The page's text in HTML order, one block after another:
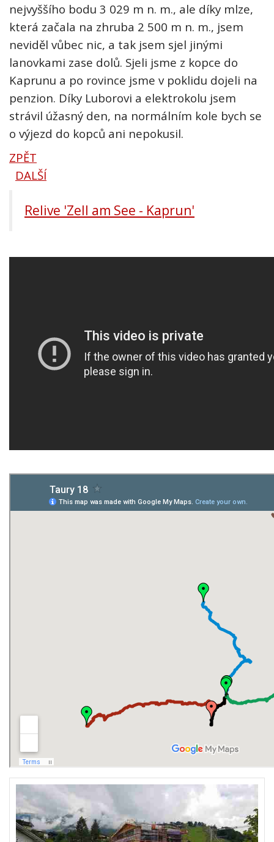
nejvyššího bodu 3 029 m n. m., ale díky mlze,
která začala na zhruba 2 500 m n. m., jsem
neviděl vůbec nic, a tak jsem sjel jinými
lanovkami zase dolů. Sjeli jsme z kopce do
Kaprunu a po rovince jsme v poklidu dojeli na
penzion. Díky Luborovi a elektrokolu jsem
strávil úžasný den, na normálním kole bych se
o výjezd do kopců ani nepokusil.
ZPĚT
DALŠÍ
Relive 'Zell am See - Kaprun'